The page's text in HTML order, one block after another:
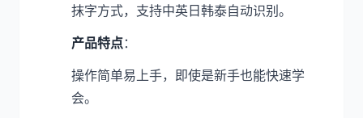
抹字方式，支持中英日韩泰自动识别。
产品特点：
操作简单易上手，即使是新手也能快速学
会。